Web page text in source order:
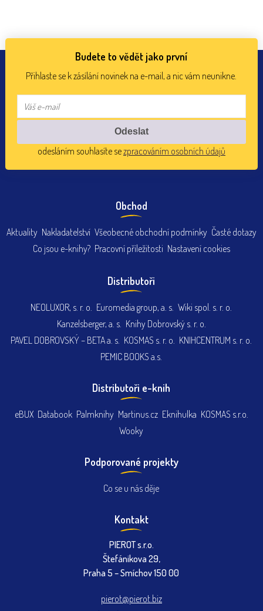
Budete to vědět jako první
Přihlaste se k zásílání novinek na e-mail, a nic vám neunikne.
odesláním souhlasíte sezpracováním osobních údajů
Obchod
Aktuality Nakladatelství Všeobecné obchodní podmínky Časté dotazy
Co jsou e-knihy? Pracovní příležitosti Nastavení cookies
Distributoři
NEOLUXOR, s. r. o. Euromedia group, a. s. Wiki spol. s. r. o.
Kanzelsberger, a. s. Knihy Dobrovský s. r. o.
PAVEL DOBROVSKÝ – BETA a. s. KOSMAS s. r. o. KNIHCENTRUM s. r. o.
PEMIC BOOKS a.s.
Distributoři e-knih
eBUX Databook Palmknihy Martinus.cz Eknihulka KOSMAS s.r.o.
Wooky
Podporované projekty
Co se u nás děje
Kontakt
PIEROT s.r.o.
Štefánikova 29,
Praha 5 – Smíchov 150 00
pierot@pierot.biz